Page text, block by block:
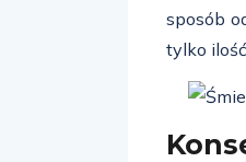
sposób
tylko